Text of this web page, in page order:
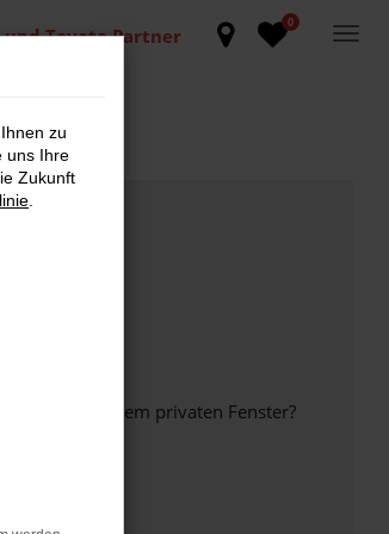
0
und Toyota Partner
oder in einem privaten Fenster?
zu
uns Ihre
Zukunft